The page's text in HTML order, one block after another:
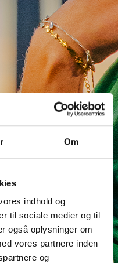
Om
indhold og
til sociale medier og til
også oplysninger om
vores partnere inden
og